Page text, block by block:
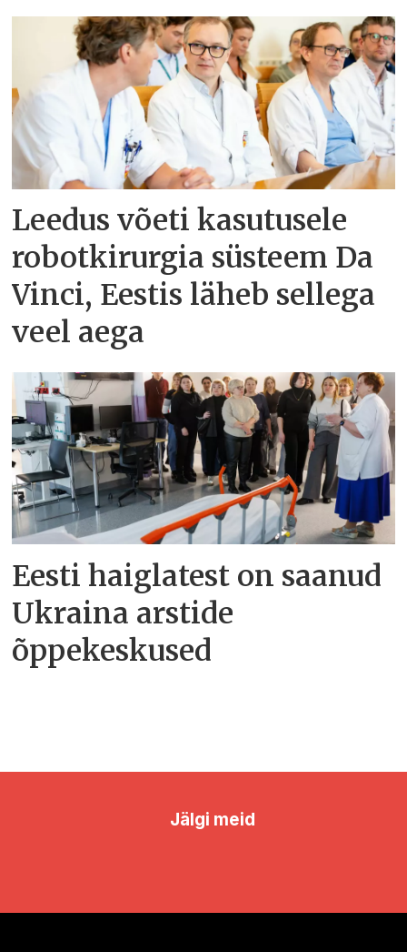
Leedus võeti kasutusele
robotkirurgia süsteem Da
Vinci, Eestis läheb sellega
veel aega
Eesti haiglatest on saanud
Ukraina arstide
õppekeskused
Jälgi meid